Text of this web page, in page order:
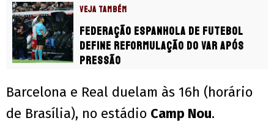
VEJA TAMBÉM
Federação Espanhola de Futebol
define reformulação do VAR após
pressão
Barcelona e Real duelam às 16h (horário
de Brasília), no estádio Camp Nou.